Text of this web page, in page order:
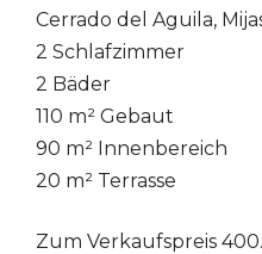
Cerrado del Aguila,
2 Schlafzimmer
2 Bäder
110 m² Gebaut
90 m² Innenbereich
20 m² Terrasse
Zum Verkaufspreis